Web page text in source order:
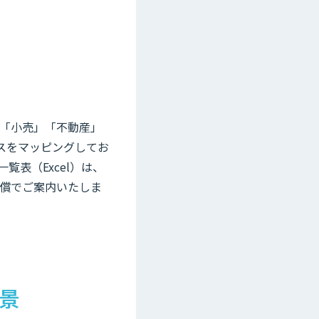
売」「不動産」
をマッピングしてお
表（Excel）は、
でご案内いたしま